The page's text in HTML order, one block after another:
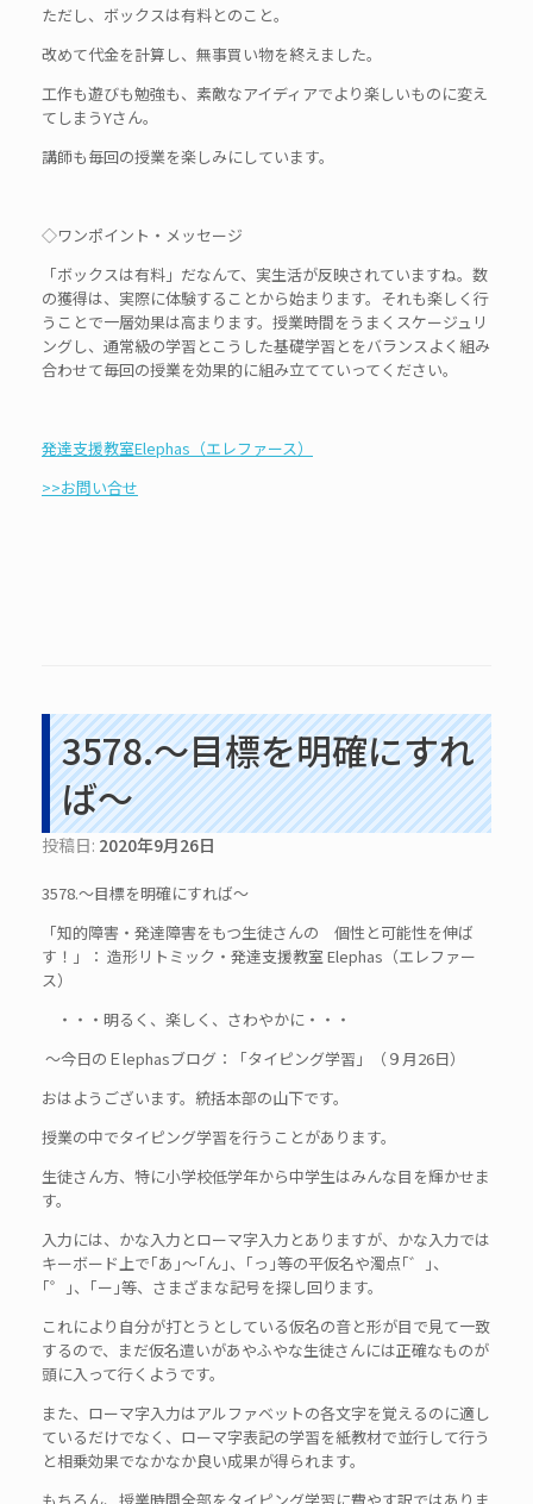
ただし、ボックスは有料とのこと。
改めて代金を計算し、無事買い物を終えました。
工作も遊びも勉強も、素敵なアイディアでより楽しいものに変え
てしまうYさん。
講師も毎回の授業を楽しみにしています。
◇ワンポイント・メッセージ
「ボックスは有料」だなんて、実生活が反映されていますね。数
の獲得は、実際に体験することから始まります。それも楽しく行
うことで一層効果は高まります。授業時間をうまくスケージュリ
ングし、通常級の学習とこうした基礎学習とをバランスよく組み
合わせて毎回の授業を効果的に組み立てていってください。
発達支援教室Elephas（エレファース）
>>お問い合せ
3578.～目標を明確にすれ
ば～
投稿日: 2020年9月26日
3578.～目標を明確にすれば～
「知的障害・発達障害をもつ生徒さんの 個性と可能性を伸ば
す！」： 造形リトミック・発達支援教室 Elephas（エレファー
ス）
・・・明るく、楽しく、さわやかに・・・
～今日のＥlephasブログ：「タイピング学習」（９月26日）
おはようございます。統括本部の山下です。
授業の中でタイピング学習を行うことがあります。
生徒さん方、特に小学校低学年から中学生はみんな目を輝かせま
す。
入力には、かな入力とローマ字入力とありますが、かな入力では
キーボード上で｢あ｣～｢ん｣、｢っ｣等の平仮名や濁点｢゛｣、
｢゜｣、｢ー｣等、さまざまな記号を探し回ります。
これにより自分が打とうとしている仮名の音と形が目で見て一致
するので、まだ仮名遣いがあやふやな生徒さんには正確なものが
頭に入って行くようです。
また、ローマ字入力はアルファベットの各文字を覚えるのに適し
ているだけでなく、ローマ字表記の学習を紙教材で並行して行う
と相乗効果でなかなか良い成果が得られます。